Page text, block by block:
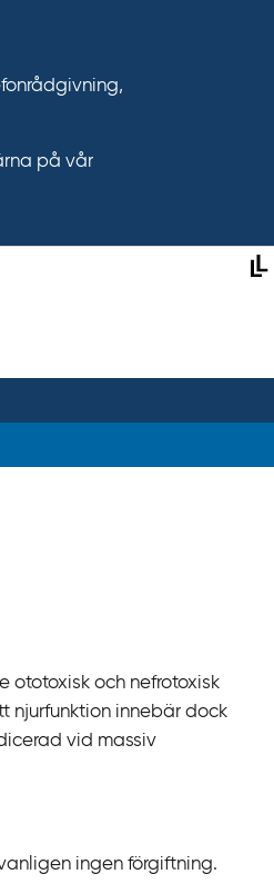
på vår
ototoxisk och nefrotoxisk
njurfunktion innebär dock
vid massiv
ingen förgiftning.